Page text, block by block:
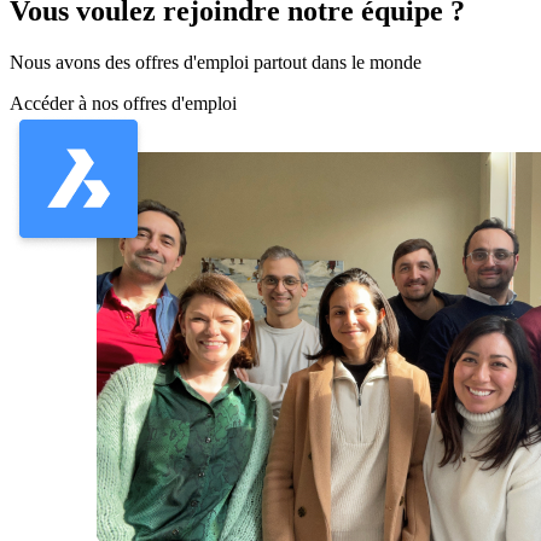
Vous voulez rejoindre notre équipe ?
Nous avons des offres d'emploi partout dans le monde
Accéder à nos offres d'emploi